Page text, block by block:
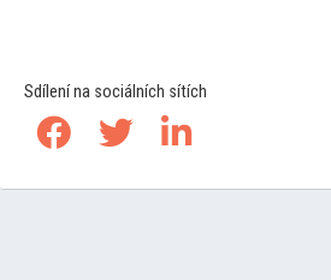
Sdílení na sociálních sítích